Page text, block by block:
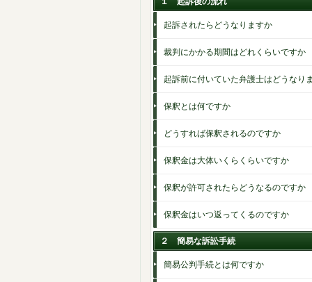
起訴されたらどうなりますか
裁判にかかる期間はどれくらいですか
起訴前に付いていた弁護士はどうなり
保釈とは何ですか
どうすれば保釈されるのですか
保釈金は大体いくらくらいですか
保釈が許可されたらどうなるのですか
保釈金はいつ返ってくるのですか
２ 簡易な訴訟手続
簡易公判手続とは何ですか